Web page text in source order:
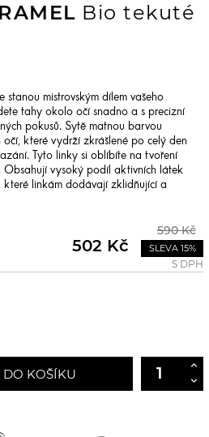
Bio tekuté
stanou mistrovským dílem vašeho
tahy okolo očí snadno a s precizní
pokusů. Sytě matnou barvou
které vydrží zkrášlené po celý den
Tyto linky si oblíbíte na tvoření
Obsahují vysoký podíl aktivních látek
linkám dodávají zklidňující a
590 Kč
502 Kč SLEVA 15%
S DPH
DO KOŠÍKU